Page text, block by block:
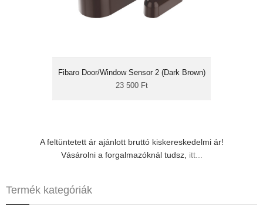
Fibaro Door/Window Sensor 2 (Dark Brown)
23 500 Ft
eltávolodik, illetve közeledik, az jelet küld az
okosotthon-központnak.
A feltüntetett ár ajánlott bruttó kiskereskedelmi ár!
Vásárolni a forgalmazóknál tudsz, itt...
Termék kategóriák